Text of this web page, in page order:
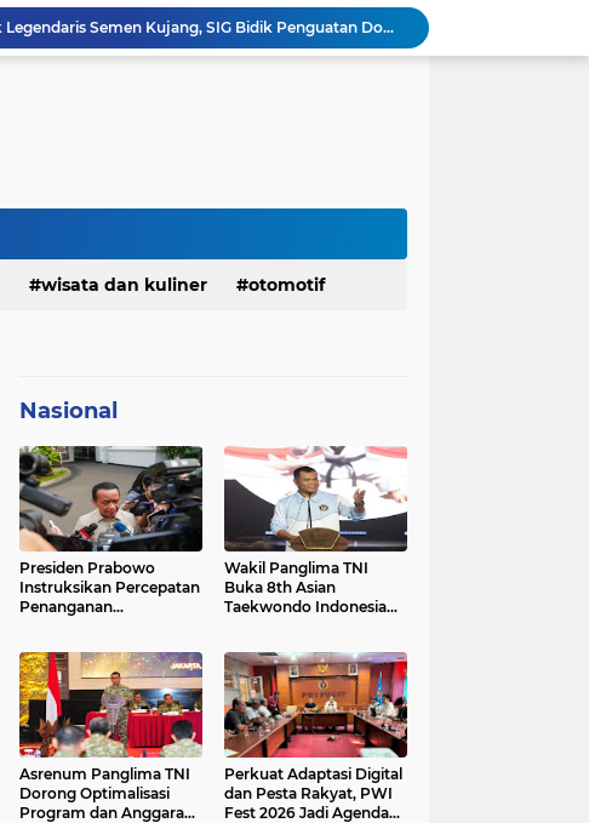
Ketua Golkar Jabar: Perjalanan Hidup Bahlil Layak Diteladani Seluruh Kader Partai
KDM Fokus Rampungkan Pemenuhan Layanan Dasar dan Konektivitas Wilayah pada 2027
Jelang Konferprov PWI Jabar, Bos Ayo Media Sambangi Rumah PWI Kota Bogor
wisata dan kuliner otomotif
Nasional
Presiden Prabowo
Instruksikan Percepatan
Penanganan
BBM
Wakil Panglima TNI
Buka 8th Asian
Taekwondo Indonesia
Asrenum Panglima TNI
Dorong Optimalisasi
Program dan Anggaran
Perkuat Adaptasi Digital
dan Pesta Rakyat, PWI
Fest 2026 Jadi Agenda